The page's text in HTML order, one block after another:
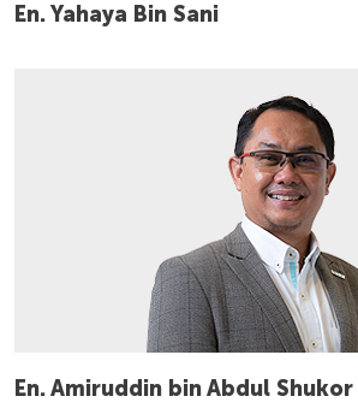
En. Yahaya Bin Sani
En. Amiruddin bin Abdul Shukor